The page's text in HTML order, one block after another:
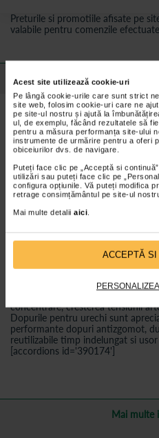
Acest site utilizează cookie-uri
Pe lângă cookie-urile care sunt strict
site web, folosim cookie-uri care ne
pe site-ul nostru și ajută la
ul, de exemplu, făcând rezultatele să
pentru a măsura performanța site-ului
instrumente de urmărire pentru a oferi
obiceiurilor dvs. de navigare.
Puteți face clic pe „Acceptă si
utilizări sau puteți face clic pe
configura opțiunile. Vă puteți modifica
retrage consimțământul pe site-ul
Mai multe detalii aici.
ACCEPTĂ SI
Preturile si promotiile afisate pe
valabile pentru comenzile
Detalii
De ce sa alegeti dopurile
Cu AlpineAcousticFilters se
in acelasi timp vorbirea, muzica
materialul extrem de
temperaturii corpului, se
Sfaturi si recomandari
Deteriorarea auzului este
concentrare, cresterea tensiunii
Dopurile pentru urechi sunt
performante dopuri antizgomot,
reutilizabile timp indelungat si
[accordions id='390174']
Mai multe